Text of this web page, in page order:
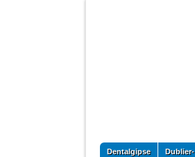
Dentalgipse
Dublier-